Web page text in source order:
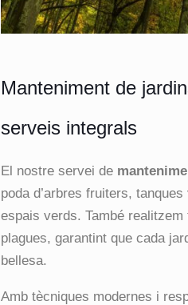
Manteniment de
serveis integrals
El nostre servei de
poda d’arbres fruiters,
espais verds. També
plagues, garantint que cada
bellesa.
Amb tècniques modernes i